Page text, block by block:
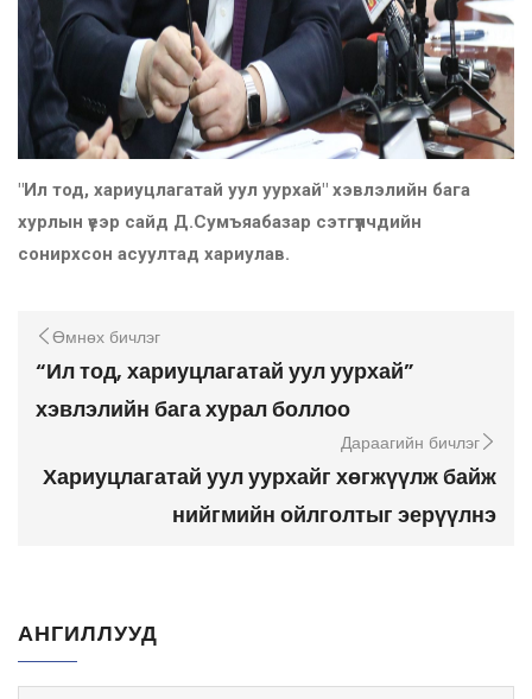
"Ил тод, хариуцлагатай уул уурхай" хэвлэлийн бага
хурлын үеэр сайд Д.Сумъяабазар сэтгүүлчдийн
сонирхсон асуултад хариулав.
Өмнөх бичлэг
“Ил тод, хариуцлагатай уул уурхай”
хэвлэлийн бага хурал боллоо
Дараагийн бичлэг
Хариуцлагатай уул уурхайг хөгжүүлж байж
нийгмийн ойлголтыг эерүүлнэ
АНГИЛЛУУД